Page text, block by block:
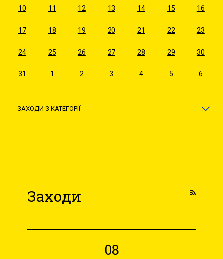
10 11 12 13 14 15 16
17 18 19 20 21 22 23
24 25 26 27 28 29 30
31 1 2 3 4 5 6
ЗАХОДИ З КАТЕГОРІЇ
Заходи
08